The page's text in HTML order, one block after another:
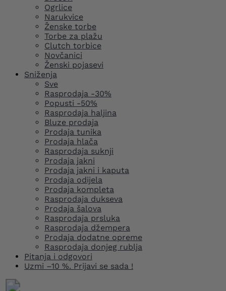
Ogrlice
Narukvice
Ženske torbe
Torbe za plažu
Clutch torbice
Novčanici
Ženski pojasevi
Sniženja
Sve
Rasprodaja -30%
Popusti -50%
Rasprodaja haljina
Bluze prodaja
Prodaja tunika
Prodaja hlača
Rasprodaja suknji
Prodaja jakni
Prodaja jakni i kaputa
Prodaja odijela
Prodaja kompleta
Rasprodaja dukseva
Prodaja šalova
Rasprodaja prsluka
Rasprodaja džempera
Prodaja dodatne opreme
Rasprodaja donjeg rublja
Pitanja i odgovori
Uzmi –10 %. Prijavi se sada !